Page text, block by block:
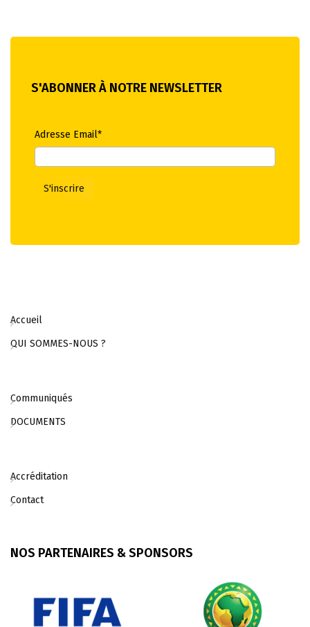
S'ABONNER À NOTRE NEWSLETTER
Adresse Email*
Accueil
QUI SOMMES-NOUS ?
Communiqués
DOCUMENTS
Accréditation
Contact
NOS PARTENAIRES & SPONSORS